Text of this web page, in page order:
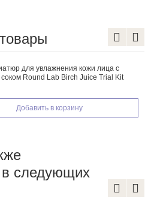
для увлажнения кожи лица с
Round Lab Birch Juice Trial Kit
Добавить в корзину
в следующих